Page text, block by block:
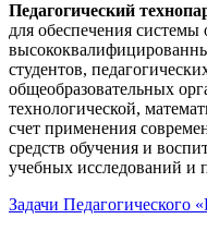
Педагогический
для обеспечения системы
студентов,
общеобразовательных
технологической,
счет применения
средств обучения и
учебных исследований и
Задачи Педагогического